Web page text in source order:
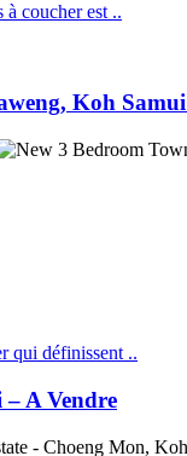
coucher est ..
Koh
qui définissent ..
A Vendre